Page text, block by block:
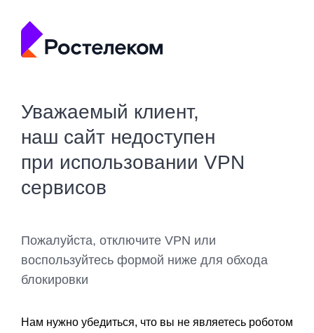
Уважаемый клиент,
наш сайт недоступен
при использовании VPN
сервисов
Пожалуйста, отключите VPN или
воспользуйтесь формой ниже для обхода
блокировки
Нам нужно убедиться, что вы не являетесь роботом